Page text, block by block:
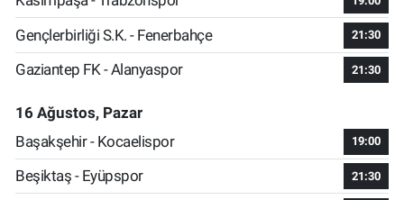
Gençlerbirliği S.K. - Fenerbahçe 21:30
Gaziantep FK - Alanyaspor 21:30
16 Ağustos, Pazar
Başakşehir - Kocaelispor
19:00
Beşiktaş - Eyüpspor 21:30